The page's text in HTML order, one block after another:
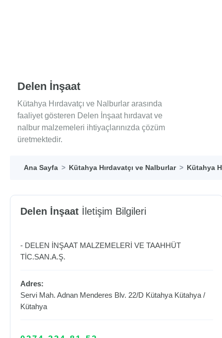
Delen İnşaat
Kütahya Hırdavatçı ve Nalburlar arasında
faaliyet gösteren Delen İnşaat hırdavat ve
nalbur malzemeleri ihtiyaçlarınızda çözüm
üretmektedir.
Ana Sayfa Kütahya Hırdavatçı ve Nalburlar Kütahya
Delen İnşaat İletişim Bilgileri
- DELEN İNŞAAT MALZEMELERİ VE TAAHHÜT
TİC.SAN.A.Ş.
Adres:
Servi Mah. Adnan Menderes Blv. 22/D Kütahya Kütahya /
Kütahya